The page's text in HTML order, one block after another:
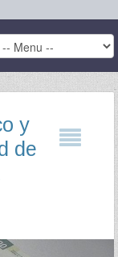
y
de